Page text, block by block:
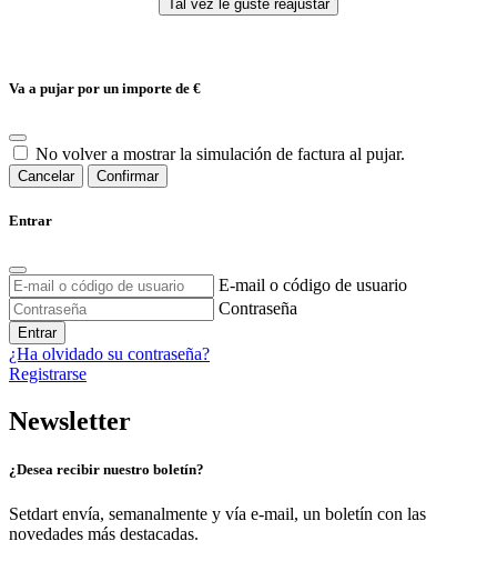
Va a pujar por un importe de €
No volver a mostrar la simulación de factura al pujar.
Cancelar Confirmar
Entrar
E-mail o código de usuario
Contraseña
Entrar
¿Ha olvidado su contraseña?
Registrarse
Newsletter
¿Desea recibir nuestro boletín?
Setdart envía, semanalmente y vía e-mail, un boletín con las
novedades más destacadas.